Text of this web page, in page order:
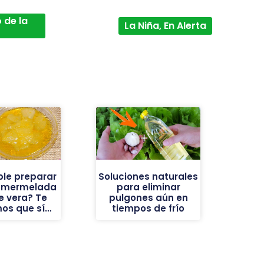
de la La Niña, En Alerta
preparar
vera? Te
que sí…
Soluciones naturales
para eliminar
pulgones aún en
tiempos de frío